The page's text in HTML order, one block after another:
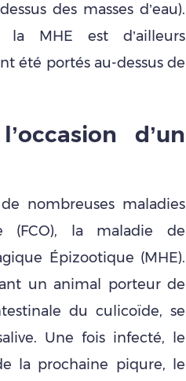
des masses d’eau).
la MHE est d’ailleurs
été portés au-dessus de
d’un
nombreuses maladies
(FCO), la maladie de
Épizootique (MHE).
un animal porteur de
du culicoïde, se
Une fois infecté, le
la prochaine piqure, le